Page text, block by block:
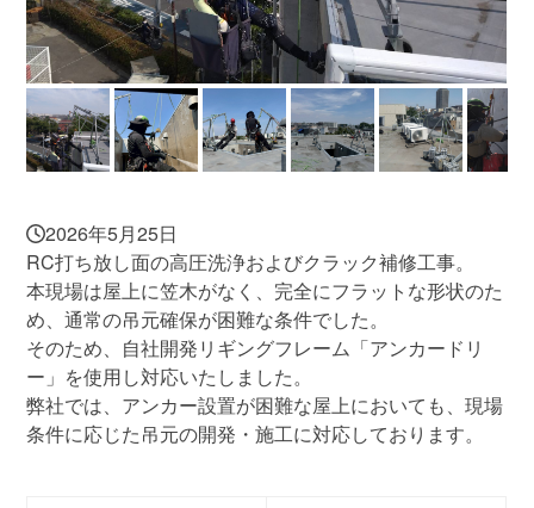
2026年5月25日
RC打ち放し面の高圧洗浄およびクラック補修工事。
本現場は屋上に笠木がなく、完全にフラットな形状のた
め、通常の吊元確保が困難な条件でした。
そのため、自社開発リギングフレーム「アンカードリ
ー」を使用し対応いたしました。
弊社では、アンカー設置が困難な屋上においても、現場
条件に応じた吊元の開発・施工に対応しております。